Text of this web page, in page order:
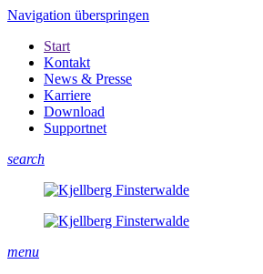
Navigation überspringen
Start
Kontakt
News & Presse
Karriere
Download
Supportnet
search
menu